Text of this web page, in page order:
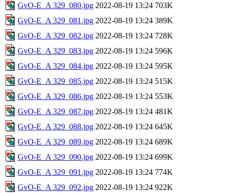
GvO-E_A 329_080.jpg 2022-08-19 13:24 703K
GvO-E_A 329_081.jpg 2022-08-19 13:24 389K
GvO-E_A 329_082.jpg 2022-08-19 13:24 728K
GvO-E_A 329_083.jpg 2022-08-19 13:24 596K
GvO-E_A 329_084.jpg 2022-08-19 13:24 595K
GvO-E_A 329_085.jpg 2022-08-19 13:24 515K
GvO-E_A 329_086.jpg 2022-08-19 13:24 553K
GvO-E_A 329_087.jpg 2022-08-19 13:24 481K
GvO-E_A 329_088.jpg 2022-08-19 13:24 645K
GvO-E_A 329_089.jpg 2022-08-19 13:24 689K
GvO-E_A 329_090.jpg 2022-08-19 13:24 699K
GvO-E_A 329_091.jpg 2022-08-19 13:24 774K
GvO-E_A 329_092.jpg 2022-08-19 13:24 922K